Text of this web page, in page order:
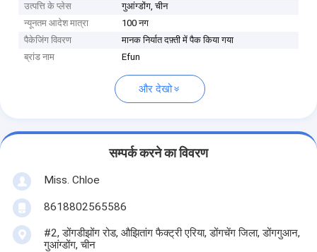
उत्पत्ति के प्लेस
गुआंग्डोंग, चीन
न्यूनतम आदेश मात्रा
100 नग
पैकेजिंग विवरण
मानक निर्यात दफ़्ती में पैक किया गया
ब्रांड नाम
Efun
और देखो
सम्पर्क करने का विवरण
Miss. Chloe
8618802565586
#2, डोंगडीझोंग रोड, औझितांग फैक्ट्री एरिया, डोंगचेंग जिला, डोंगगुआन,
गुआंग्डोंग, चीन